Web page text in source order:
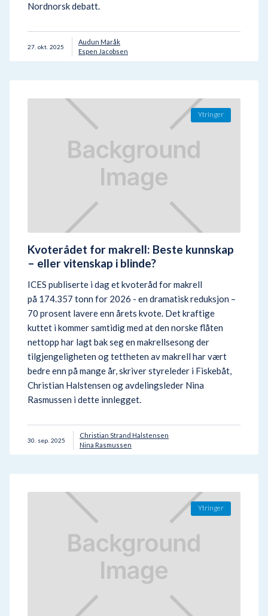
Nordnorsk debatt.
27 okt. 2025
Audun Maråk
Espen Jacobsen
Ytringer
Kvoterådet for makrell: Beste kunnskap
– eller vitenskap i blinde?
ICES publiserte i dag et kvoteråd for makrell
på 174.357 tonn for 2026 - en dramatisk reduksjon –
70 prosent lavere enn årets kvote. Det kraftige
kuttet i kommer samtidig med at den norske flåten
nettopp har lagt bak seg en makrellsesong der
tilgjengeligheten og tettheten av makrell har vært
bedre enn på mange år, skriver styreleder i Fiskebåt,
Christian Halstensen og avdelingsleder Nina
Rasmussen i dette innlegget.
30 sep. 2025
Christian Strand Halstensen
Nina Rasmussen
Ytringer